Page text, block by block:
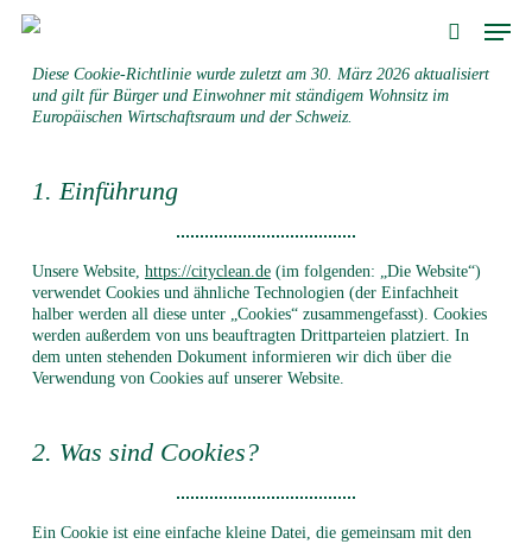
content
Menu
Diese Cookie-Richtlinie wurde zuletzt am 30. März 2026 aktualisiert
und gilt für Bürger und Einwohner mit ständigem Wohnsitz im
Europäischen Wirtschaftsraum und der Schweiz.
1. Einführung
Unsere Website, https://cityclean.de(im folgenden: „Die Website“)
verwendet Cookies und ähnliche Technologien (der Einfachheit
halber werden all diese unter „Cookies“ zusammengefasst). Cookies
werden außerdem von uns beauftragten Drittparteien platziert. In
dem unten stehenden Dokument informieren wir dich über die
Verwendung von Cookies auf unserer Website.
2. Was sind Cookies?
Ein Cookie ist eine einfache kleine Datei, die gemeinsam mit den